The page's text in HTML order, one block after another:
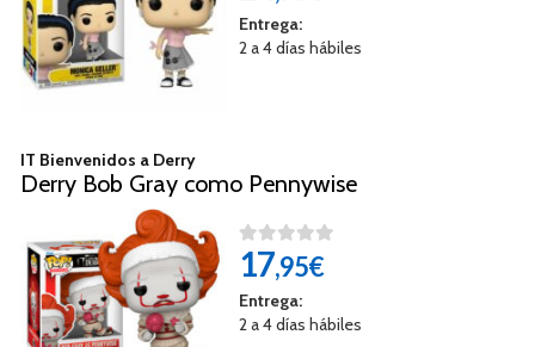
Entrega:
2 a 4 días hábiles
IT Bienvenidos a Derry
Derry Bob Gray como Pennywise
17,95€
Entrega:
2 a 4 días hábiles